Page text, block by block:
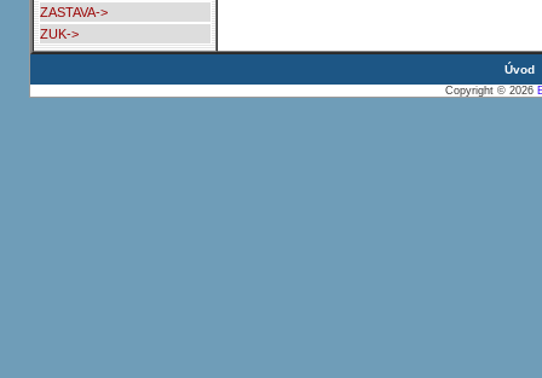
ZASTAVA->
ZUK->
Úvod
Copyright © 2026